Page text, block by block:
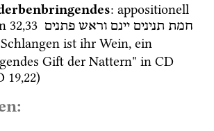
: appositionell
32,33 חמת תנינים יינם וראש פתנים
ist ihr Wein, ein
Gift der Nattern" in CD
19,22)